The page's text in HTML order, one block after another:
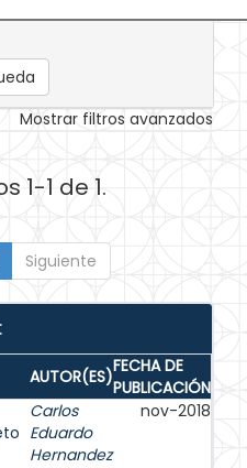
Mostrar filtros avanzados
1-1 de 1.
Siguiente
AUTOR(ES)FECHA DE
PUBLICACIÓN
Carlos
Eduardo
Hernandez
nov-2018